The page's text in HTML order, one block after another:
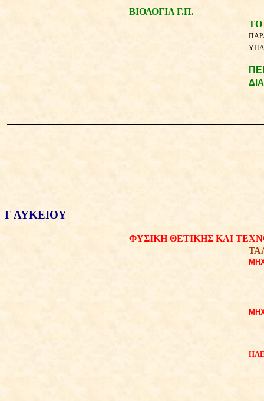
ΒΙΟΛΟΓΙΑ Γ.Π.
ΤΟ
Γ ΛΥΚΕΙΟΥ
ΦΥΣΙΚΗ ΘΕΤΙΚΗΣ ΚΑΙ